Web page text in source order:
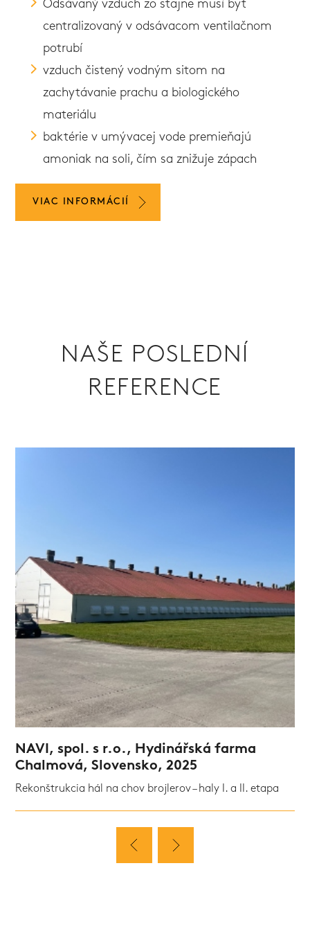
Odsávaný vzduch zo stajne musí byť
centralizovaný v odsávacom ventilačnom
potrubí
vzduch čistený vodným sitom na
zachytávanie prachu a biologického
materiálu
baktérie v umývacej vode premieňajú
amoniak na soli, čím sa znižuje zápach
VIAC INFORMÁCIÍ
NAŠE POSLEDNÍ
REFERENCE
NAVI, spol. s r.o., Hydinářská farma
Chalmová, Slovensko, 2025
Rekonštrukcia hál na chov brojlerov – haly I. a II. etapa